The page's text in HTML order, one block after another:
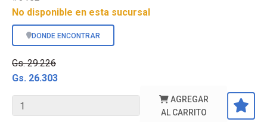
No disponible en esta sucursal
DONDE ENCONTRAR
Gs. 29.226
Gs. 26.303
AGREGAR
AL CARRITO